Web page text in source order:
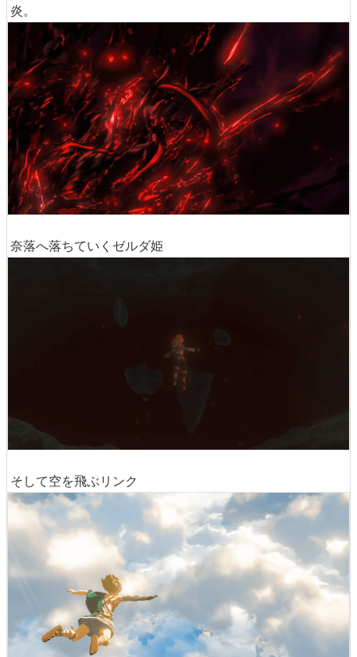
炎。
奈落へ落ちていくゼルダ姫
そして空を飛ぶリンク